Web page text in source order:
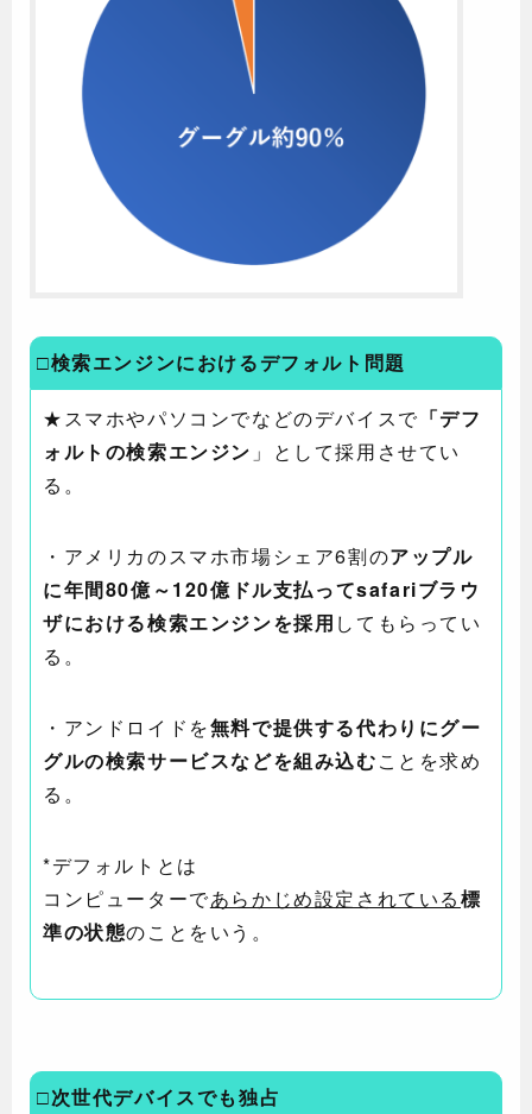
□検索エンジンにおけるデフォルト問題
★スマホやパソコンでなどのデバイスで 「デフ
ォルトの検索エンジン 」として採用させてい
る。
・アメリカのスマホ市場シェア6割のアップル
に年間80億～120億ドル支払ってsafariブラウ
ザにおける検索エンジンを採用 してもらってい
る。
・アンドロイドを無料で提供する代わりにグー
グルの検索サービスなどを組み込むことを求め
る。
*デフォルトとは
コンピューターであらかじめ設定されている標
準の状態のことをいう。
□次世代デバイスでも独占